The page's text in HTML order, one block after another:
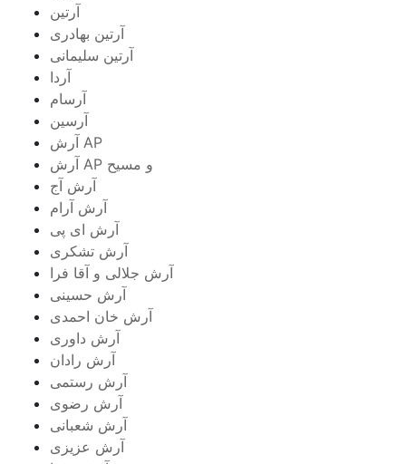
آرتین
آرتین بهادری
آرتین سلیمانی
آردا
آرسام
آرسین
آرش AP
آرش AP و مسیح
آرش آج
آرش آرام
آرش ای پی
آرش تشکری
آرش جلالی و آقا فرا
آرش حسینی
آرش خان احمدی
آرش داوری
آرش رادان
آرش رستمى
آرش رضوی
آرش شعبانی
آرش عزیزی